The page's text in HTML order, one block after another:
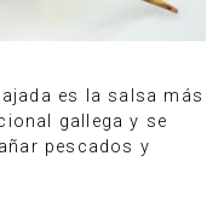
es la salsa más
gallega y se
pescados y